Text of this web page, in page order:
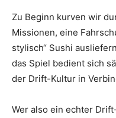
Zu Beginn kurven wir
Missionen, eine
stylisch“ Sushi
das Spiel bedient sich
der Drift-Kultur in
Wer also ein echter